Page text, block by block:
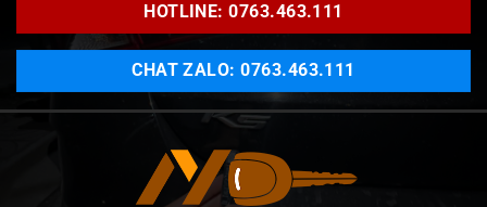
HOTLINE: 0763.463.111
CHAT ZALO: 0763.463.111